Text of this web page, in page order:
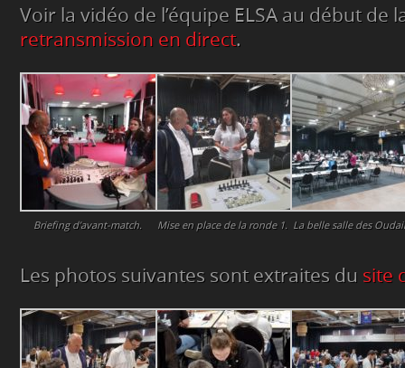
Voir la vidéo de l’équipe ELSA au début de
retransmission en direct.
Briefing d’avant-match. Mise en place de la ronde 1. La belle salle des
Les photos suivantes sont extraites du site